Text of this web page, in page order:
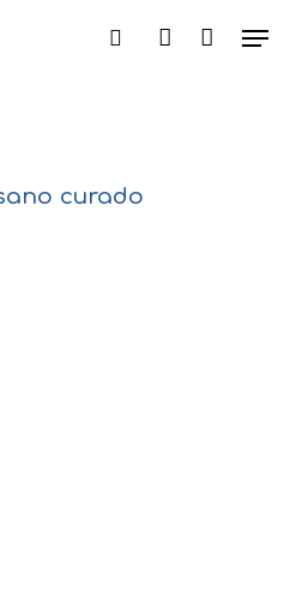
search account
Menu
curado